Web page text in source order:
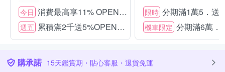
今日 消費最高享11% OPENPOINT
週五 累積滿2千送5%OPENPOINT
限時 分期滿1萬5．送
機車限定 分期滿6萬．
購承諾 15天鑑賞期・貼心客服・退貨免運